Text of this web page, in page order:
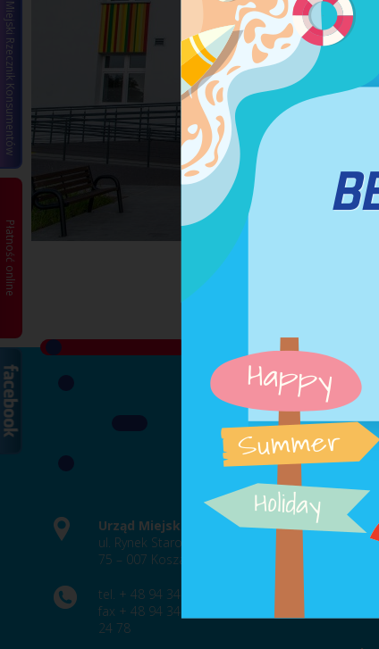
Urząd Miejski
ul. Rynek Staromiejski 6-7
75 – 007 Koszalin
tel. + 48 94 348 86 00
fax + 48 94 342 24 78, 342
24 78
wtorek
wtorek
Miejski Rzecznik Konsumentów
Płatność online